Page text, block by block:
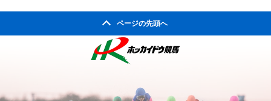
2009年03月
2008年01月
2005年08月
2005年07月
2004年06月
ページの先頭へ